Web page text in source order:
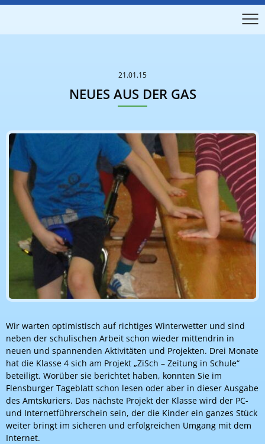
21.01.15
NEUES AUS DER GAS
Wir warten optimistisch auf richtiges Winterwetter und sind
neben der schulischen Arbeit schon wieder mittendrin in
neuen und spannenden Aktivitäten und Projekten. Drei Monate
hat die Klasse 4 sich am Projekt „ZiSch – Zeitung in Schule“
beteiligt. Worüber sie berichtet haben, konnten Sie im
Flensburger Tageblatt schon lesen oder aber in dieser Ausgabe
des Amtskuriers. Das nächste Projekt der Klasse wird der PC-
und Internetführerschein sein, der die Kinder ein ganzes Stück
weiter bringt im sicheren und erfolgreichen Umgang mit dem
Internet.